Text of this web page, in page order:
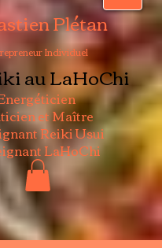
Plétan
Individuel
au LaHoChi
et Maître
Reiki Usui
LaHoChi